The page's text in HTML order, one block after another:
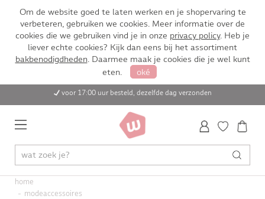
Om de website goed te laten werken en je shopervaring te
verbeteren, gebruiken we cookies. Meer informatie over de
cookies die we gebruiken vind je in onze privacy policy. Heb je
liever echte cookies? Kijk dan eens bij het assortiment
bakbenodigdheden. Daarmee maak je cookies die je wel kunt
eten.
oké
voor 17:00 uur besteld, dezelfde dag verzonden
home
modeaccessoires